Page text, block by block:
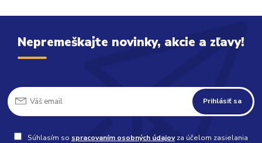
Nepremeškajte novinky, akcie a zľavy!
Prihlásiť sa
Súhlasím so spracovaním osobných údajovza účelom zasielania